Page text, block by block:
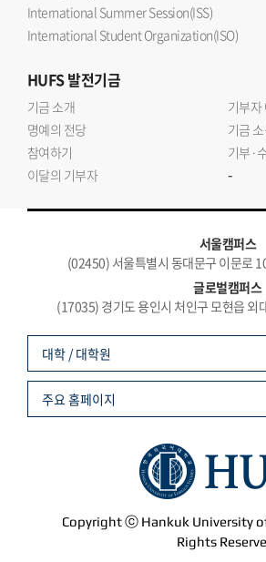
International Summer Session(ISS)
International Student Organization(ISO)
HUFS발전기금
기금 소개
기부자
명예의 전당
기금
참여하기
기부·
이달의 기부자
-
서울캠퍼스
(02450) 서울특별시 동대문구 이문로
글로벌캠퍼스
(17035) 경기도 용인시 처인구 모현읍
Copyright ⓒ Hankuk University
Rights
대학 / 대학원
주요 홈페이지